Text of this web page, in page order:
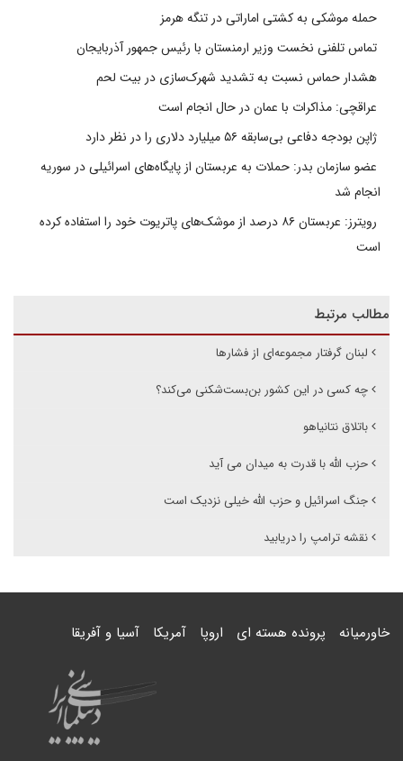
حمله موشکی به کشتی اماراتی در تنگه هرمز
تماس تلفنی نخست وزیر ارمنستان با رئیس جمهور آذربایجان
هشدار حماس نسبت به تشدید شهرک‌سازی در بیت‌ لحم
عراقچی: مذاکرات با عمان در حال انجام است
ژاپن بودجه دفاعی بی‌سابقه ۵۶ میلیارد دلاری را در نظر دارد
عضو سازمان بدر: حملات به عربستان از پایگاه‌های اسرائیلی در سوریه
انجام شد
رویترز: عربستان ۸۶ درصد از موشک‌های پاتریوت خود را استفاده کرده
است
مطالب مرتبط
لبنان گرفتار مجموعه‌ای از فشارها
چه کسی در این کشور بن‌بست‌شکنی می‌کند؟
باتلاق نتانیاهو
حزب الله با قدرت به میدان می آید
جنگ اسرائیل و حزب الله خیلی نزدیک است
نقشه ترامپ را دریابید
خاورمیانه پرونده هسته ای اروپا آمریکا آسیا و آفریقا